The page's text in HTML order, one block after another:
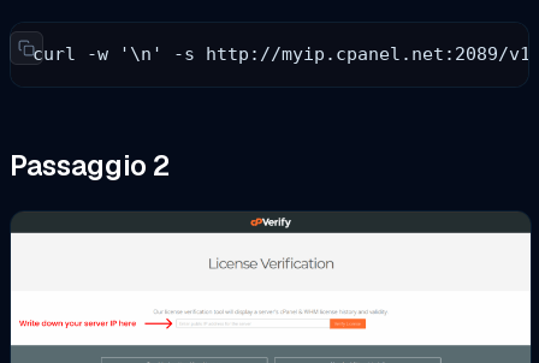
curl -w '\n' -s http://myip.cpanel.net:2089/
Passaggio 2